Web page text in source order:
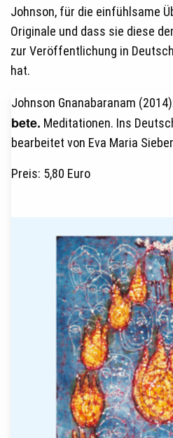
Johnson, für die einfühlsame
Originale und dass sie diese
zur Veröffentlichung in
hat.
Johnson Gnanabaranam
bete. Meditationen. Ins
bearbeitet von Eva Maria
Preis: 5,80 Euro